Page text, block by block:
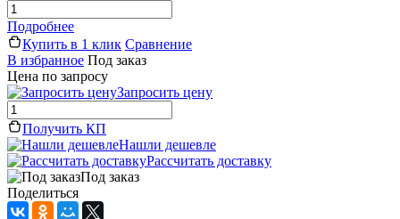
Подробнее
Купить в 1 клик Сравнение
В избранное Под заказ
Цена по запросу
Запросить цену
Получить КП
Нашли дешевле
Рассчитать доставку
Под заказ
Поделиться